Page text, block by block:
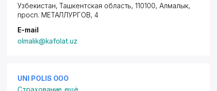
Узбекистан, Ташкентская область, 110100, Алмалык,
просп. МЕТАЛЛУРГОВ, 4
E-mail
olmalik@kafolat.uz
UNI POLIS ООО
Страхование ещё